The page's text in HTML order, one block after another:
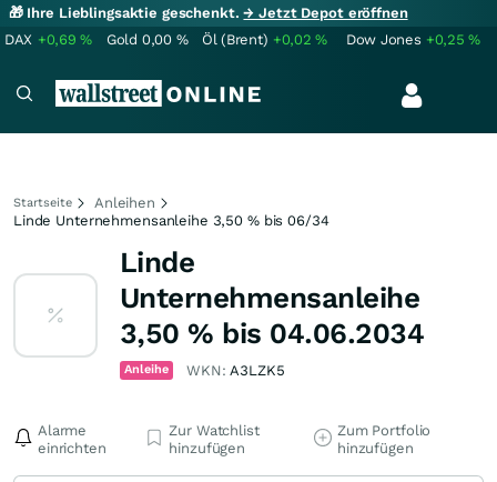
🎁 Ihre Lieblingsaktie geschenkt.→ Jetzt Depot eröffnen
DAX +0,69% Gold 0,00 % Öl (Brent) +0,02% Dow Jones +0,25%
Startseite
Anleihen
Linde Unternehmensanleihe 3,50 % bis 06/34
Linde
Unternehmensanleihe
3,50 % bis 04.06.2034
Anleihe WKN:A3LZK5
Alarme
einrichten
Zur Watchlist
hinzufügen
Zum Portfolio
hinzufügen